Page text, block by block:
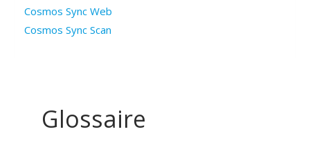
Connexion
Cosmos Sync Web
Cosmos Sync Scan
Glossaire